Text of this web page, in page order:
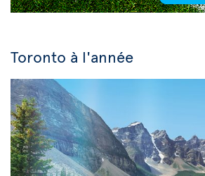
Toronto à l'année